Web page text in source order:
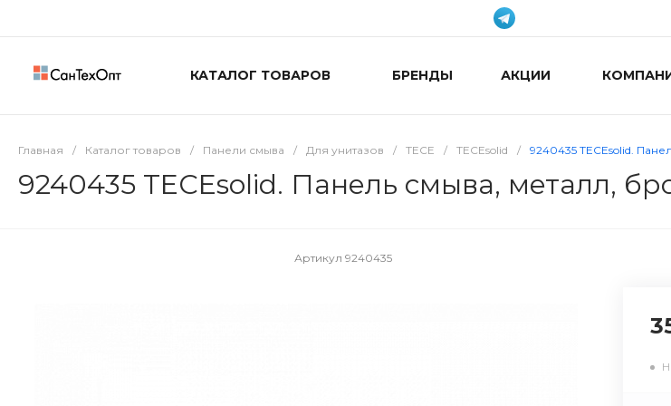
КАТАЛОГ ТОВАРОВ БРЕНДЫ АКЦИИ
Главная / Каталог товаров / Панели смыва / Для унитазов / TECE / TECEsolid / 9240435 TECEsolid.
9240435 TECEsolid. Панель смыва, металл,
Артикул9240435